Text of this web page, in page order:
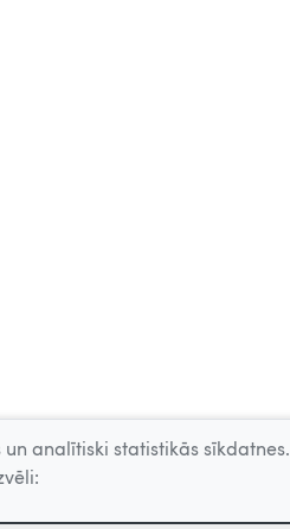
analītiski statistikās sīkdatnes.